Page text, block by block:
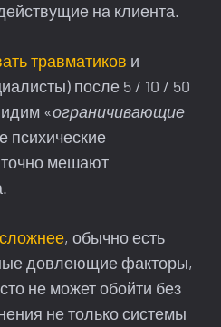
на клиента.
травматиков и
после 5 / 10 / 50
«ограничивающие
психические
точно мешают
, обычно есть
довлеющие факторы,
не может обойти без
не только системы